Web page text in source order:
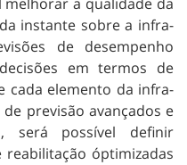
instante sobre a infra-
de desempenho
em termos de
cada elemento da infra-
previsão avançados e
será possível definir
reabilitação óptimizadas